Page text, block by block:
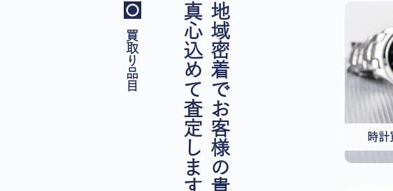
買取り品目 地域密着でお客様の貴重品を
真心込めて査定します。 時計